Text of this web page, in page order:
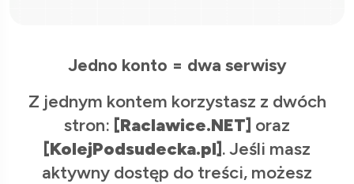
Jedno konto = dwa serwisy
Z jednym kontem korzystasz z dwóch
stron: [Raclawice.NET] oraz
[KolejPodsudecka.pl]. Jeśli masz
aktywny dostęp do treści, możesz